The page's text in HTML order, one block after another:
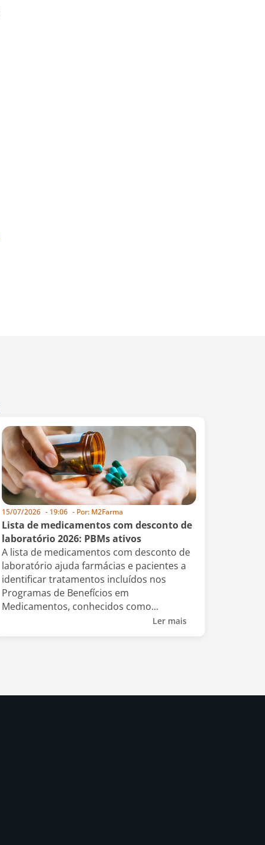
15/07/2026 - 19:06 - Por: M2Farma
Lista de medicamentos com desconto de
laboratório 2026: PBMs ativos
A lista de medicamentos com desconto de
laboratório ajuda farmácias e pacientes a
identificar tratamentos incluídos nos
Programas de Benefícios em
Medicamentos, conhecidos como...
Ler mais